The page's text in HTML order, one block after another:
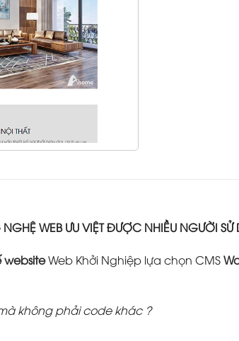
WEB ƯU VIỆT ĐƯỢC NHIỀU NGƯỜI SỬ
websiteWeb Khởi Nghiệp lựa chọn CMS
không phải code khác ?